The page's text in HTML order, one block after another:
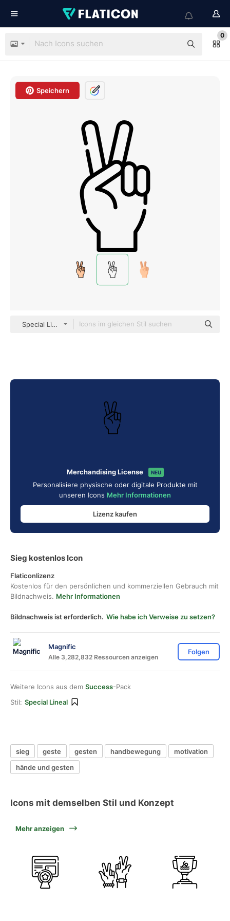
0
Speichern
Special Lineal
Merchandising License NEU
Personalisiere physische oder digitale Produkte mit
unseren Icons Mehr Informationen
Lizenz kaufen
Sieg kostenlos Icon
Flaticonlizenz
Kostenlos für den persönlichen und kommerziellen Gebrauch mit
Bildnachweis. Mehr Informationen
Bildnachweis ist erforderlich. Wie habe ich Verweise zu setzen?
Magnific
Alle 3,282,832 Ressourcen anzeigen
Folgen
Weitere Icons aus dem Success-Pack
Stil: Special Lineal
sieg geste gesten handbewegung
motivation
hände und gesten
Icons mit demselben Stil und Konzept
Mehr anzeigen